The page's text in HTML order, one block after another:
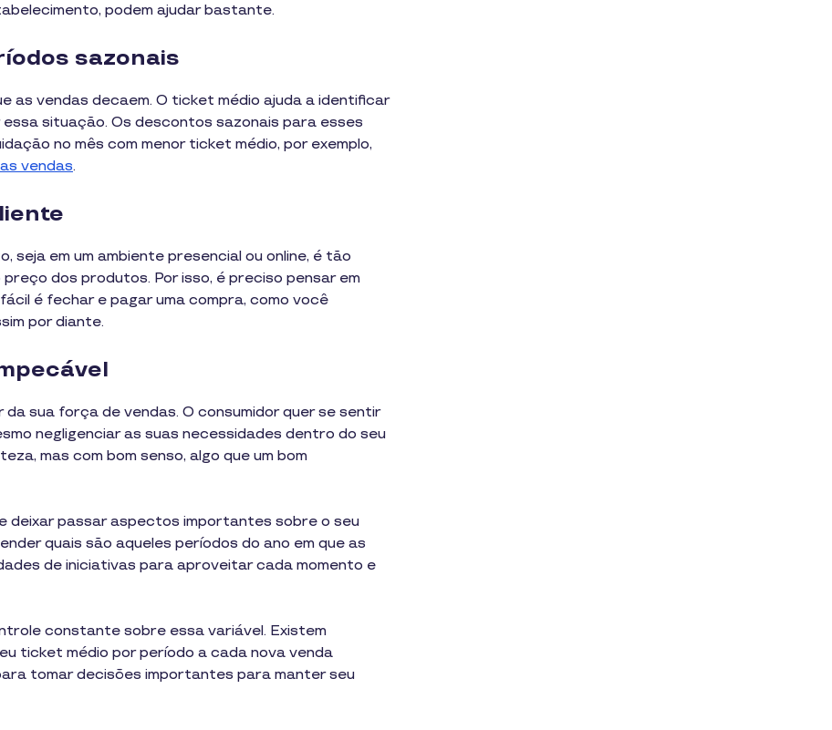
podem ajudar bastante.
sazonais
as vendas decaem. O ticket médio ajuda a identificar
situação. Os descontos sazonais para esses
no mês com menor ticket médio, por exemplo,
vendas.
seja em um ambiente presencial ou online, é tão
dos produtos. Por isso, é preciso pensar em
é fechar e pagar uma compra, como você
por diante.
sua força de vendas. O consumidor quer se sentir
negligenciar as suas necessidades dentro do seu
mas com bom senso, algo que um bom
deixar passar aspectos importantes sobre o seu
quais são aqueles períodos do ano em que as
de iniciativas para aproveitar cada momento e
constante sobre essa variável. Existem
ticket médio por período a cada nova venda
tomar decisões importantes para manter seu